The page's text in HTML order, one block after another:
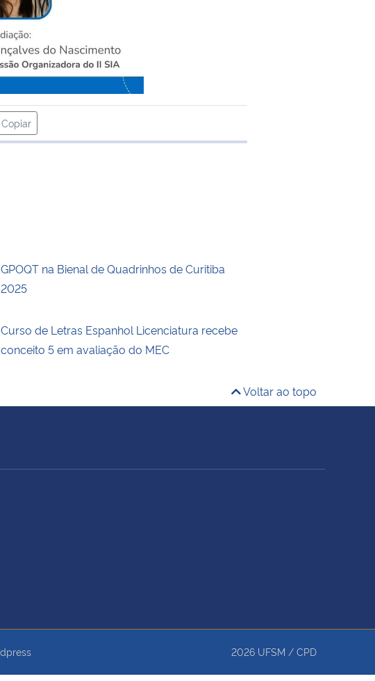
Copiar
para área de transferência
GPOQT na Bienal de Quadrinhos de Curitiba
2025
Curso de Letras Espanhol Licenciatura recebe
conceito 5 em avaliação do MEC
Voltar ao topo
2026 UFSM / CPD